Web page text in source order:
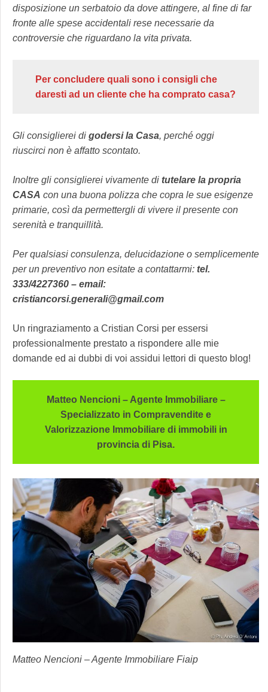
disposizione un serbatoio da dove attingere, al fine di far
fronte alle spese accidentali rese necessarie da
controversie che riguardano la vita privata.
Per concludere quali sono i consigli che
daresti ad un cliente che ha comprato casa?
Gli consiglierei di godersi la Casa, perché oggi
riuscirci non è affatto scontato.
Inoltre gli consiglierei vivamente di tutelare la propria
CASA con una buona polizza che copra le sue esigenze
primarie, così da permettergli di vivere il presente con
serenità e tranquillità.
Per qualsiasi consulenza, delucidazione o semplicemente
per un preventivo non esitate a contattarmi: tel.
333/4227360 – email:
cristiancorsi.generali@gmail.com
Un ringraziamento a Cristian Corsi per essersi
professionalmente prestato a rispondere alle mie
domande ed ai dubbi di voi assidui lettori di questo blog!
Matteo Nencioni – Agente Immobiliare –
Specializzato in Compravendite e
Valorizzazione Immobiliare di immobili in
provincia di Pisa.
Matteo Nencioni – Agente Immobiliare Fiaip